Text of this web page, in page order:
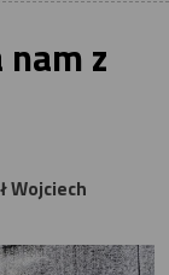
z
Wojciech